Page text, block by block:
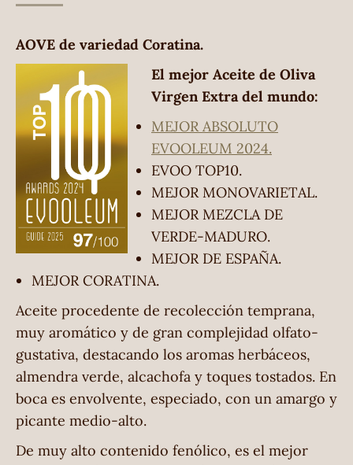
AOVE de variedad Coratina.
El mejor Aceite de Oliva
Virgen Extra del mundo:
MEJOR ABSOLUTO
EVOOLEUM 2024.
EVOO TOP10.
MEJOR MONOVARIETAL.
MEJOR MEZCLA DE
VERDE-MADURO.
MEJOR DE ESPAÑA.
MEJOR CORATINA.
Aceite procedente de recolección temprana,
muy aromático y de gran complejidad olfato-
gustativa, destacando los aromas herbáceos,
almendra verde, alcachofa y toques tostados. En
boca es envolvente, especiado, con un amargo y
picante medio-alto.
De muy alto contenido fenólico, es el mejor